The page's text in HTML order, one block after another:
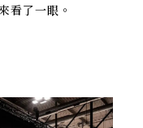
看了一眼。